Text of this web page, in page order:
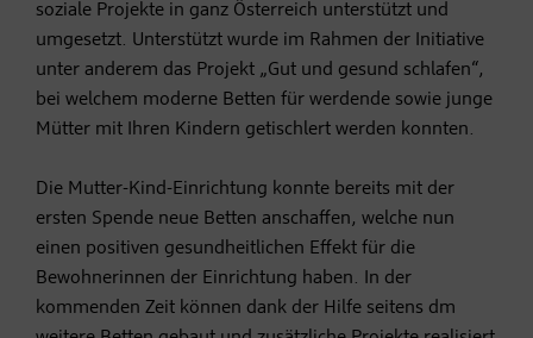
soziale Projekte in ganz Österreich unterstützt und
umgesetzt. Unterstützt wurde im Rahmen der Initiative
unter anderem das Projekt „Gut und gesund schlafen“,
bei welchem moderne Betten für werdende sowie junge
Mütter mit Ihren Kindern getischlert werden konnten.
Die Mutter-Kind-Einrichtung konnte bereits mit der
ersten Spende neue Betten anschaffen, welche nun
einen positiven gesundheitlichen Effekt für die
Bewohnerinnen der Einrichtung haben. In der
kommenden Zeit können dank der Hilfe seitens dm